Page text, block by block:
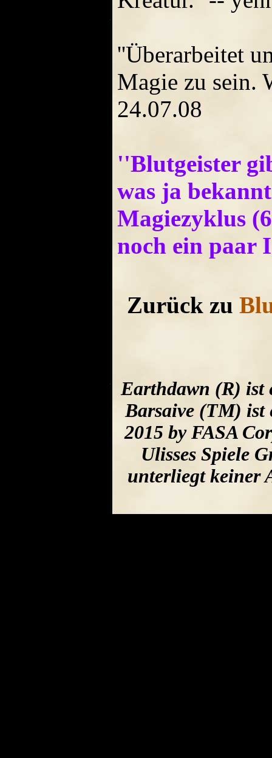
''Überarbeitet
Magie zu sein.
24.07.08
''Blutgeister
was ja
Magiezyklus
noch ein paar
Zurück zu
Earthdawn (R) ist
Barsaive (TM) ist
2015 by FASA
Ulisses Spiele
unterliegt keiner